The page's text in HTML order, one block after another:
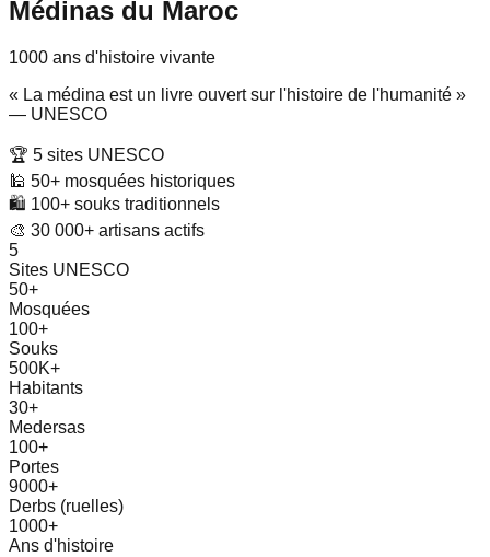
Médinas du Maroc
1000 ans d'histoire vivante
« La médina est un livre ouvert sur l'histoire de l'humanité »
— UNESCO
🏆 5 sites UNESCO
🕌 50+ mosquées historiques
🛍️ 100+ souks traditionnels
🎨 30 000+ artisans actifs
5
Sites UNESCO
50+
Mosquées
100+
Souks
500K+
Habitants
30+
Medersas
100+
Portes
9000+
Derbs (ruelles)
1000+
Ans d'histoire